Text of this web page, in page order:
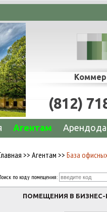
(812)
Агентам
>> Агентам >> База
по коду помещения:
ПОМЕЩЕНИЯ В БИЗНЕС-